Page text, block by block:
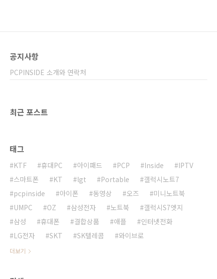
YJD 삼성 노트북3의 스펙을 먼저 살펴보면 다음
레이 : 15.6인치 FHD(1,920X1,080) LED, 안티
공지사항
PCPINSIDE 소개와 연락처
최근 포스트
태그
KTF 휴대PC 아이패드 PCP Inside
IPTV
스마트폰
KT lgt Portable
갤럭시노트7
pcpinside
아이폰 동영상 오즈
미니노트북
UMPC
OZ 삼성전자 노트북
갤럭시S7엣지
삼성
휴대폰 결합상품 애플
인터넷전화
LG전자
SKT SK텔레콤 와이브로
더보기